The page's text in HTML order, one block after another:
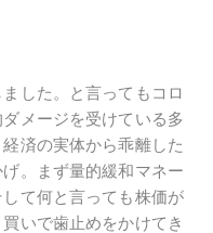
した。と言ってもコロ
メージを受けている多
済の実体から乖離した
。まず量的緩和マネー
て何と言っても株価が
いで歯止めをかけてき